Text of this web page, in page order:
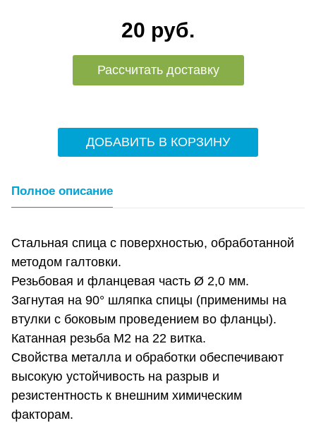
20 руб.
Рассчитать доставку
ДОБАВИТЬ В КОРЗИНУ
Полное описание
Стальная спица с поверхностью, обработанной
методом галтовки.
Резьбовая и фланцевая часть Ø 2,0 мм.
Загнутая на 90° шляпка спицы (применимы на
втулки с боковым проведением во фланцы).
Катанная резьба М2 на 22 витка.
Свойства металла и обработки обеспечивают
высокую устойчивость на разрыв и
резистентность к внешним химическим
факторам.